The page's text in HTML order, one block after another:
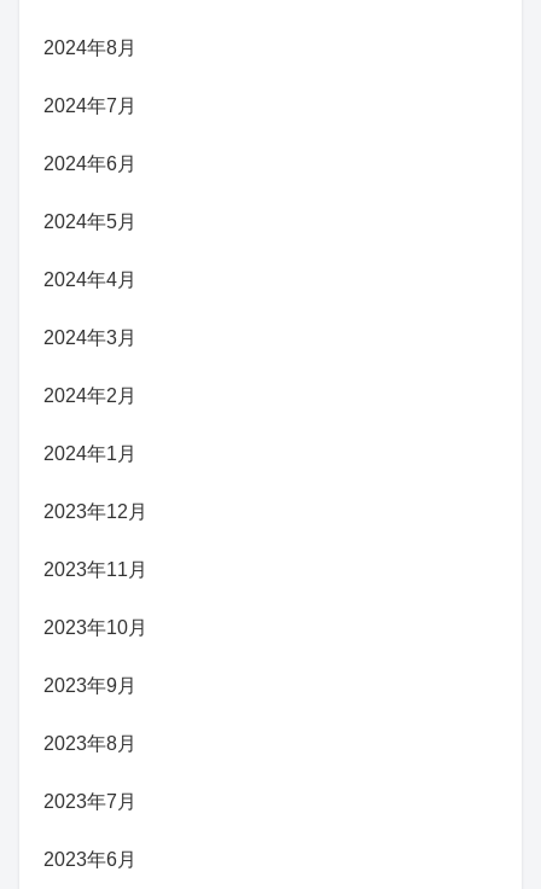
2024年8月
2024年7月
2024年6月
2024年5月
2024年4月
2024年3月
2024年2月
2024年1月
2023年12月
2023年11月
2023年10月
2023年9月
2023年8月
2023年7月
2023年6月